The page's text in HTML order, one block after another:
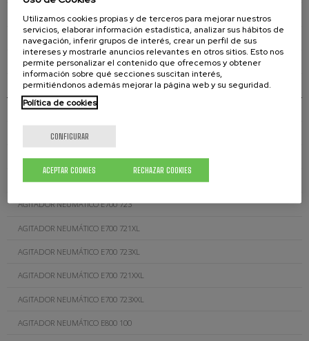
AGITADOR NEUMÁTICO E701 750
AGITADOR NEUMÁTICO E700 710
AGITADOR NEUMÁTICO E700 720
AGITADOR NEUMÁTICO E700 730
AGITADOR NEUMÁTICO E700 750
AGITADOR NEUMÁTICO E700 720XL
AGITADOR NEUMÁTICO E700 750XL
AGITADOR NEUMÁTICO E700 721
AGITADOR NEUMÁTICO E700 723
AGITADOR NEUMÁTICO E700 721XL
AGITADOR NEUMÁTICO E700 723XL
AGITADOR NEUMÁTICO E700 721XXL
AGITADOR NEUMÁTICO E700 723XXL
AGITADOR NEUMÁTICO E800 100
Utilizamos cookies propias y de terceros para mejorar nuestros
servicios, elaborar información estadística, analizar sus hábitos de
navegación, inferir grupos de interés, crear un perfil de sus
intereses y mostrarle anuncios relevantes en otros sitios. Esto nos
permite personalizar el contenido que ofrecemos y obtener
información sobre qué secciones suscitan interés,
permitiéndonos además mejorar la página web y su seguridad.
Política de cookies
CONFIGURAR
RECHAZAR COOKIES
ACEPTAR COOKIES